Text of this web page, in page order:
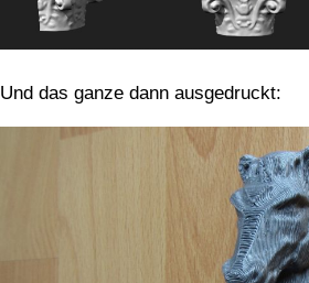
Und das ganze dann ausgedruckt: